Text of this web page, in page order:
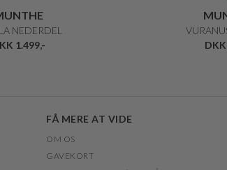
NEDERDEL
1.499,-
FÅ MERE AT VIDE
OM OS
GAVEKORT